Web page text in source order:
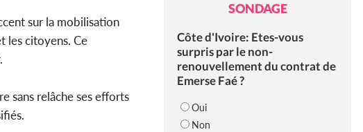
sur la mobilisation
les citoyens. Ce
sans relâche ses efforts
SONDAGE
Côte d'Ivoire: Etes-vous
surpris par le non-
renouvellement du contrat de
Emerse Faé ?
Oui
Non